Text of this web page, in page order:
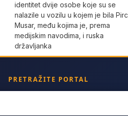
identitet dvije osobe koje su se
nalazile u vozilu u kojem je bila Pirc
Musar, među kojima je, prema
medijskim navodima, i ruska
državljanka
PRETRAŽITE PORTAL